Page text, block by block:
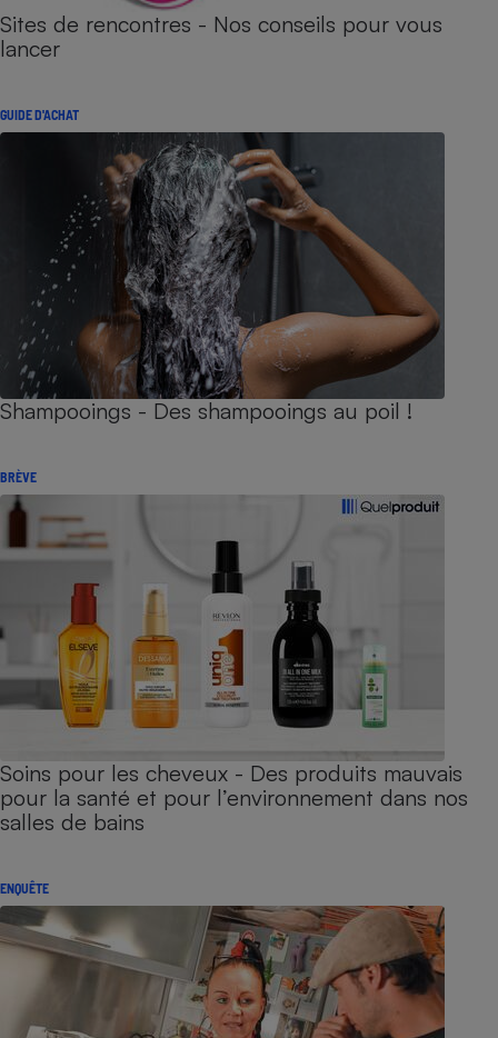
Sites de rencontres - Nos conseils pour vous
lancer
GUIDE D'ACHAT
Shampooings - Des shampooings au poil !
BRÈVE
Soins pour les cheveux - Des produits mauvais
pour la santé et pour l’environnement dans nos
salles de bains
ENQUÊTE